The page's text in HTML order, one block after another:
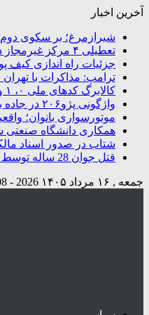
آخرین اخبار
شیرازمرغ؛ بر سکوی
تعطیلی ۴ مرکز غیرمجاز دندانپزشکی در شیراز از ابتدای مردادماه تاکنون
جزئیات راه اندازی کیف
ترامپ: مذاکرات با
کالابرگ کدهای ملی ۰، ۱ و ۲ شارژ شد
واژگونی پژو۲۰۶ در جاده بابامیدان- نورآباد با ۳ مصدوم
موتورسواری بانوان؛
همکاری دانشگاه صنعتی
شتاب در صدور اسناد
قتل جوان 28 ساله توسط قاتل 15 ساله در کازرون
جمعه , ۱۶ مرداد ۱۴۰۵ 2026 - 08 - 07